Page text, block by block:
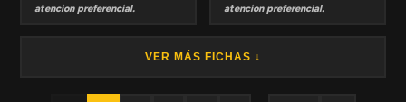
atencion preferencial.
atencion preferencial.
VER MÁS FICHAS ↓